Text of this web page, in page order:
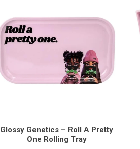
Glossy Genetics – Roll A Pretty
One Rolling Tray